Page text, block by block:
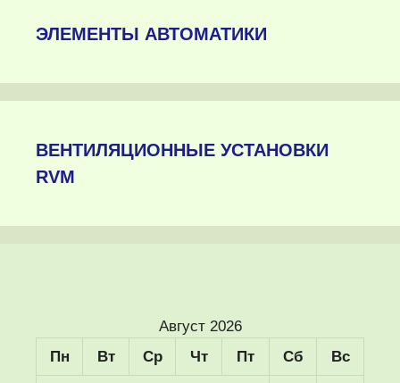
ЭЛЕМЕНТЫ АВТОМАТИКИ
ВЕНТИЛЯЦИОННЫЕ УСТАНОВКИ
RVM
Август 2026
Пн
Вт Ср Чт Пт Сб Вс